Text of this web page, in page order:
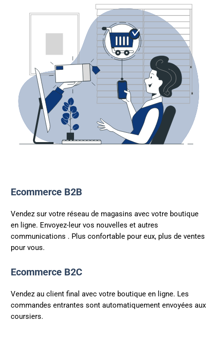
Ecommerce B2B
Vendez sur votre réseau de magasins avec votre boutique
en ligne. Envoyez-leur vos nouvelles et autres
communications . Plus confortable pour eux, plus de ventes
pour vous.
Ecommerce B2C
Vendez au client final avec votre boutique en ligne. Les
commandes entrantes sont automatiquement envoyées aux
coursiers.